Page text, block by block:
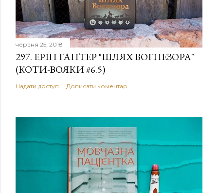
червня 25, 2018
297. ЕРІН ГАНТЕР "ШЛЯХ ВОГНЕЗОРА"
(КОТИ-ВОЯКИ #6.5)
Надати доступ Дописати коментар